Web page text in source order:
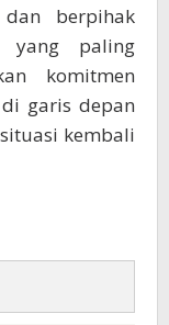
berpihak
yang paling
komitmen
garis depan
kembali